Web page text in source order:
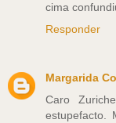
cima
Responder
Margarida
Caro
estupefacto.